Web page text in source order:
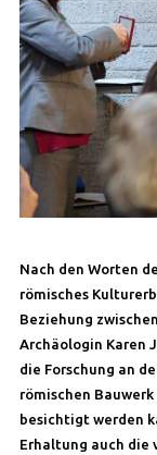
Nach den Worten
römisches
Beziehung
Archäologin Karen
die Forschung an
römischen
besichtigt werden
Erhaltung auch die